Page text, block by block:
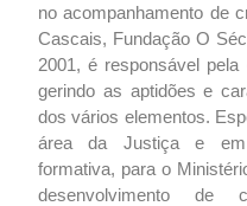
no acompanhamento de
Cascais, Fundação O
2001, é responsável
gerindo as aptidões e
dos vários elementos.
área da Justiça e em
formativa, para o
desenvolvimento de